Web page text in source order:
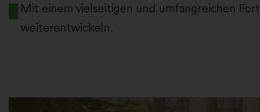
Mit einem vielseitigen und umfangreichen
weiterentwickeln.